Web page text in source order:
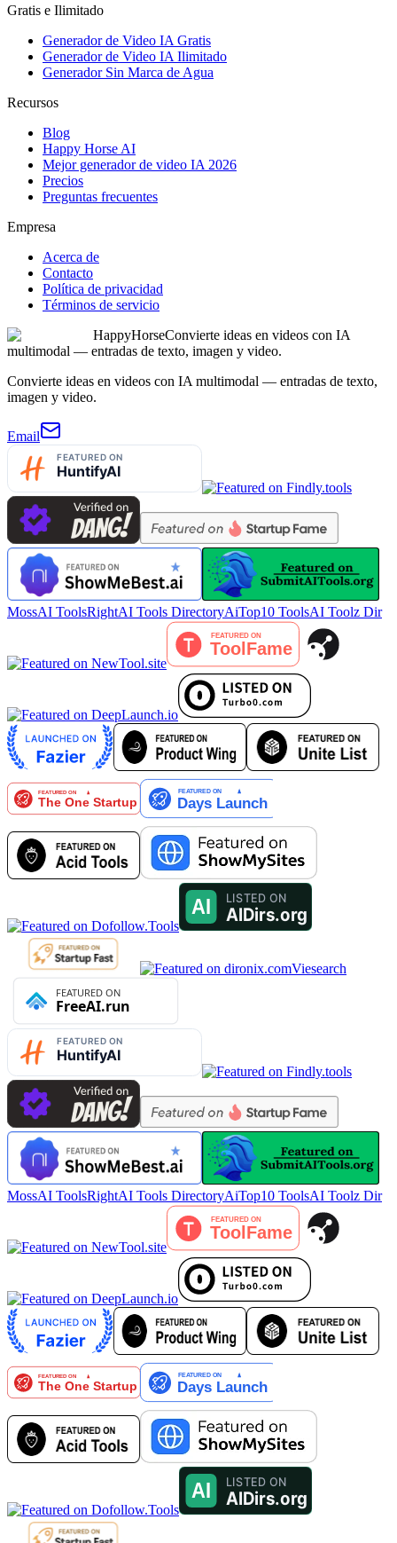
Gratis e Ilimitado
Generador de Video IA Gratis
Generador de Video IA Ilimitado
Generador Sin Marca de Agua
Recursos
Blog
Happy Horse AI
Mejor generador de video IA 2026
Precios
Preguntas frecuentes
Empresa
Acerca de
Contacto
Política de privacidad
Términos de servicio
HappyHorseConvierte ideas en videos con IA
multimodal — entradas de texto, imagen y video.
Convierte ideas en videos con IA multimodal — entradas de texto,
imagen y video.
Email
MossAI ToolsRightAI Tools DirectoryAiTop10 ToolsAI Toolz Dir
Viesearch
MossAI ToolsRightAI Tools DirectoryAiTop10 ToolsAI Toolz Dir